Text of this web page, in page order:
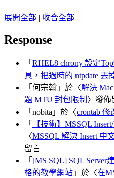
展開全部 | 收合全部
Response
「 RHEL8 chrony 設定
具，把過時的 ntpdate 丟
「 何宗翰 」於〈解決
題 MTU 封包限制 〉發佈
「 nobita 」於〈crontab 修
「
【技術】MSSQL
〈MSSQL 解決 Insert 中
留言
「 [MS SQL] SQL Server
格的教學網站 」於〈在